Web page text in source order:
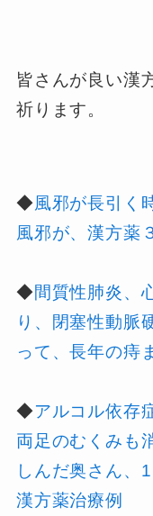
皆さんが良い漢
祈ります。
◆風邪が長引く
風邪が、漢方薬
◆間質性肺炎、
り、閉塞性動脈
って、長年の痔
◆アルコル依存
両足のむくみも
しんだ奥さん、
漢方薬治療例